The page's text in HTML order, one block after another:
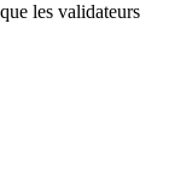
les validateurs